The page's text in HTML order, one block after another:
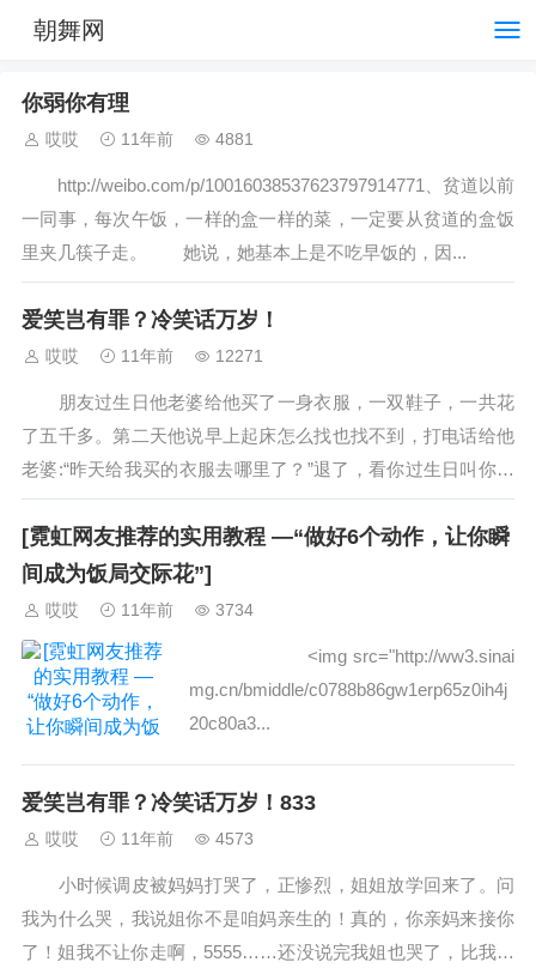
朝舞网
你弱你有理
哎哎 11年前 4881
http://weibo.com/p/10016038537623797914771、贫道以前
一同事，每次午饭，一样的盒一样的菜，一定要从贫道的盒饭
里夹几筷子走。 她说，她基本上是不吃早饭的，因...
爱笑岂有罪？冷笑话万岁！
哎哎 11年前 12271
朋友过生日他老婆给他买了一身衣服，一双鞋子，一共花
了五千多。第二天他说早上起床怎么找也找不到，打电话给他
老婆:“昨天给我买的衣服去哪里了？”退了，看你过生日叫你开
心开心。。。...
[霓虹网友推荐的实用教程 —“做好6个动作，让你瞬
间成为饭局交际花”]
哎哎 11年前 3734
˂img src="http://ww3.sinai
mg.cn/bmiddle/c0788b86gw1erp65z0ih4j
20c80a3...
爱笑岂有罪？冷笑话万岁！833
哎哎 11年前 4573
小时候调皮被妈妈打哭了，正惨烈，姐姐放学回来了。问
我为什么哭，我说姐你不是咱妈亲生的！真的，你亲妈来接你
了！姐我不让你走啊，5555……还没说完我姐也哭了，比我哭